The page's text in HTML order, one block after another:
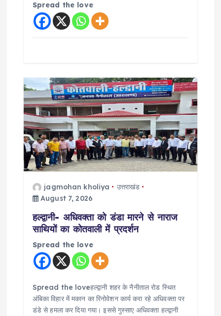
Spread the love
jagmohan kholiya
उत्तराखंड
August 7, 2026
हल्द्वानी- अधिवक्ता को डंडा मारने से नाराज
साथियों का कोतवाली में प्रदर्शन
Spread the love
Spread the loveहल्द्वानी शहर के नैनीताल रोड स्थित
अंबिका विहार में मकान का रिनोवेशन कार्य करा रहे अधिवक्ता पर
डंडे से हमला कर दिया गया। इससे गुस्साए अधिवक्ता हल्द्वानी